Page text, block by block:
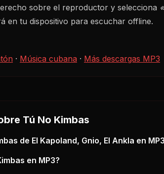
sobre el reproductor y selecciona
en tu dispositivo para escuchar offline.
· Música cubana · Más descargas MP3
Tú No Kimbas
de El Kapoland, Gnio, El Ankla en
en MP3?